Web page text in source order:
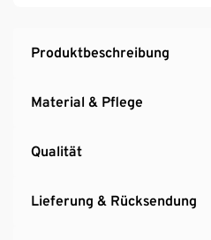
Produktbeschreibung
Material & Pflege
Qualität
Lieferung & Rücksendung